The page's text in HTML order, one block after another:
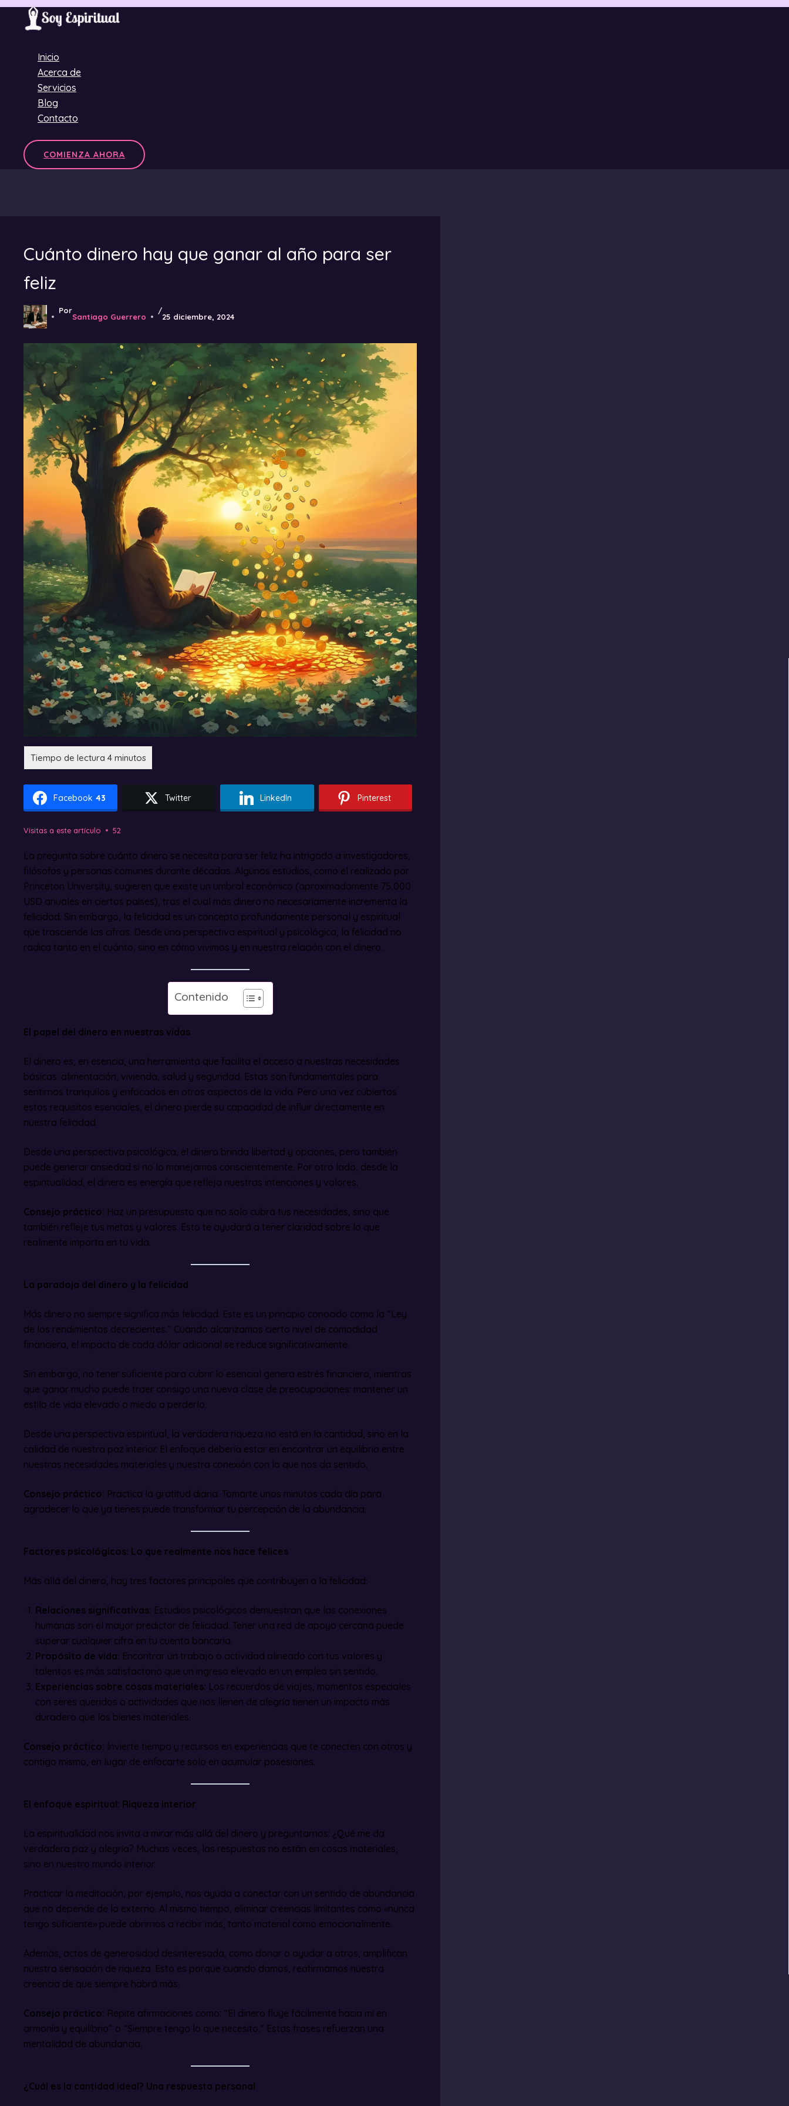
Ir
Inicio
Acerca de
Servicios
Blog
Contacto
COMIENZA AHORA
Cuánto dinero hay que ganar al año para ser
feliz
Por
Santiago Guerrero
/
25 diciembre, 2024
Facebook 43 Twitter LinkedIn Pinterest
Visitas a este artículo 52
La pregunta sobre cuánto dinero se necesita para ser feliz ha intrigado a investigadores,
filósofos y personas comunes durante décadas. Algunos estudios, como el realizado por
Princeton University, sugieren que existe un umbral económico (aproximadamente 75,000
USD anuales en ciertos países), tras el cual más dinero no necesariamente incrementa la
felicidad. Sin embargo, la felicidad es un concepto profundamente personal y espiritual
que trasciende las cifras. Desde una perspectiva espiritual y psicológica, la felicidad no
radica tanto en el cuánto, sino en cómo vivimos y en nuestra relación con el dinero.
Contenido
El papel del dinero en nuestras vidas
El dinero es, en esencia, una herramienta que facilita el acceso a nuestras necesidades
básicas: alimentación, vivienda, salud y seguridad. Estas son fundamentales para
sentirnos tranquilos y enfocados en otros aspectos de la vida. Pero una vez cubiertos
estos requisitos esenciales, el dinero pierde su capacidad de influir directamente en
nuestra felicidad.
Desde una perspectiva psicológica, el dinero brinda libertad y opciones, pero también
puede generar ansiedad si no lo manejamos conscientemente. Por otro lado, desde la
espiritualidad, el dinero es energía que refleja nuestras intenciones y valores.
Consejo práctico: Haz un presupuesto que no solo cubra tus necesidades, sino que
también refleje tus metas y valores. Esto te ayudará a tener claridad sobre lo que
realmente importa en tu vida.
La paradoja del dinero y la felicidad
Más dinero no siempre significa más felicidad. Este es un principio conocido como la “Ley
de los rendimientos decrecientes.” Cuando alcanzamos cierto nivel de comodidad
financiera, el impacto de cada dólar adicional se reduce significativamente.
Sin embargo, no tener suficiente para cubrir lo esencial genera estrés financiero, mientras
que ganar mucho puede traer consigo una nueva clase de preocupaciones: mantener un
estilo de vida elevado o miedo a perderlo.
Desde una perspectiva espiritual, la verdadera riqueza no está en la cantidad, sino en la
calidad de nuestra paz interior. El enfoque debería estar en encontrar un equilibrio entre
nuestras necesidades materiales y nuestra conexión con lo que nos da sentido.
Consejo práctico: Practica la gratitud diaria. Tomarte unos minutos cada día para
agradecer lo que ya tienes puede transformar tu percepción de la abundancia.
Factores psicológicos: Lo que realmente nos hace felices
Más allá del dinero, hay tres factores principales que contribuyen a la felicidad:
Relaciones significativas: Estudios psicológicos demuestran que las conexiones
humanas son el mayor predictor de felicidad. Tener una red de apoyo cercana puede
superar cualquier cifra en tu cuenta bancaria.
Propósito de vida: Encontrar un trabajo o actividad alineado con tus valores y
talentos es más satisfactorio que un ingreso elevado en un empleo sin sentido.
Experiencias sobre cosas materiales: Los recuerdos de viajes, momentos especiales
con seres queridos o actividades que nos llenen de alegría tienen un impacto más
duradero que los bienes materiales.
Consejo práctico: Invierte tiempo y recursos en experiencias que te conecten con otros y
contigo mismo, en lugar de enfocarte solo en acumular posesiones.
El enfoque espiritual: Riqueza interior
La espiritualidad nos invita a mirar más allá del dinero y preguntarnos: ¿Qué me da
verdadera paz y alegría? Muchas veces, las respuestas no están en cosas materiales,
sino en nuestro mundo interior.
Practicar la meditación, por ejemplo, nos ayuda a conectar con un sentido de abundancia
que no depende de lo externo. Al mismo tiempo, eliminar creencias limitantes como «nunca
tengo suficiente» puede abrirnos a recibir más, tanto material como emocionalmente.
Además, actos de generosidad desinteresada, como donar o ayudar a otros, amplifican
nuestra sensación de riqueza. Esto es porque cuando damos, reafirmamos nuestra
creencia de que siempre habrá más.
Consejo práctico: Repite afirmaciones como: “El dinero fluye fácilmente hacia mí en
armonía y equilibrio” o “Siempre tengo lo que necesito.” Estas frases refuerzan una
mentalidad de abundancia.
¿Cuál es la cantidad ideal? Una respuesta personal